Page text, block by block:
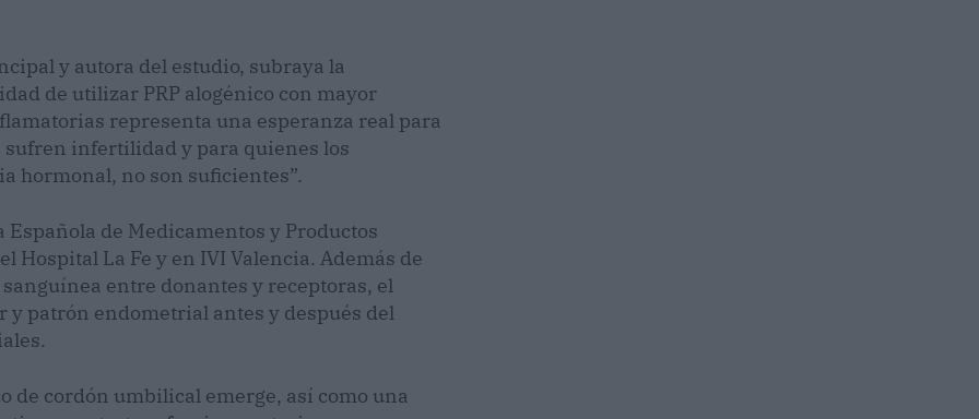
y autora del estudio, subraya la
de utilizar PRP alogénico con mayor
representa una esperanza real para
infertilidad y para quienes los
hormonal, no son suficientes”.
de Medicamentos y Productos
Hospital La Fe y en IVI Valencia. Además de
entre donantes y receptoras, el
patrón endometrial antes y después del
de cordón umbilical emerge, así como una